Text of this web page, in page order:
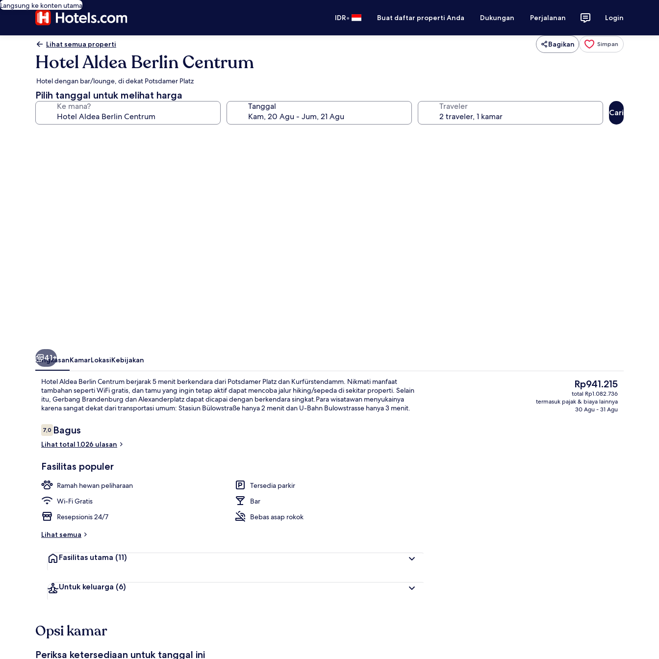
Langsung ke konten utama
IDR• Buat daftar properti Anda Dukungan Perjalanan Login
Lihat semua properti Bagikan Simpan
Hotel Aldea Berlin Centrum
Hotel dengan bar/lounge, di dekat Potsdamer Platz
Pilih tanggal untuk melihat harga
Ke mana? Tanggal Traveler
Cari
Bagian depan properti Seprai antialergi, brankas, meja
41+
RingkasanKamarLokasiKebijakan
Hotel Aldea Berlin Centrum berjarak 5 menit berkendara dari Potsdamer Platz dan Kurfürstendamm. Nikmati manfaat
tambahan seperti WiFi gratis, dan tamu yang ingin tetap aktif dapat mencoba jalur hiking/sepeda di sekitar properti. Selain
itu, Gerbang Brandenburg dan Alexanderplatz dapat dicapai dengan berkendara singkat.Para wisatawan menyukainya
karena sangat dekat dari transportasi umum: Stasiun Bülowstraße hanya 2 menit dan U-Bahn Bulowstrasse hanya 3 menit.
Ulasan
7,07,0 dari 10
Bagus
Lihat total 1.026 ulasan
Fasilitas populer
Ramah hewan peliharaan
Tersedia parkir
Wi-Fi Gratis
Bar
Resepsionis 24/7
Bebas asap rokok
Lihat semua
Fasilitas utama (11)
Untuk keluarga (6)
Harga
saat
ini
Rp941.215
Rp941.215
total Rp1.082.736
termasuk pajak & biaya lainnya
30 Agu - 31 Agu
Opsi kamar
Periksa ketersediaan untuk tanggal ini